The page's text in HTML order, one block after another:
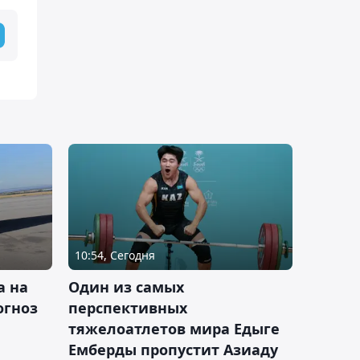
на
10:54, Сегодня
Один из самых
перспективных
тяжелоатлетов мира Едыге
Емберды пропустит Азиаду